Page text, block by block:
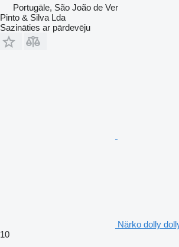
Portugāle, São João de Ver
Pinto & Silva Lda
Sazināties ar pārdevēju
Närko dolly
10